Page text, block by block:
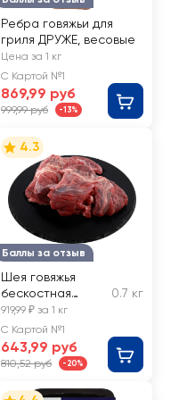
Ребра говяжьи для
гриля ДРУЖЕ, весовые
Цена за 1 кг
С Картой №1
869,99 руб
999,99 руб -13%
Баллы за отзыв
4.3
Шея говяжья
бескостная
ЛЕНТА FRESH
0.7 кг
919,99 ₽ за 1 кг
С Картой №1
643,99 руб
810,52 руб -20%